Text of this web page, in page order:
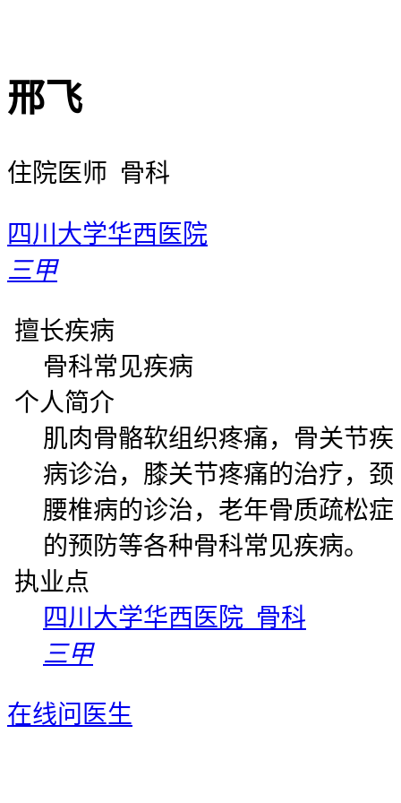
邢飞
住院医师 骨科
四川大学华西医院
三甲
擅长疾病
骨科常见疾病
个人简介
肌肉骨骼软组织疼痛，骨关节疾
病诊治，膝关节疼痛的治疗，颈
腰椎病的诊治，老年骨质疏松症
的预防等各种骨科常见疾病。
执业点
四川大学华西医院 骨科
三甲
在线问医生